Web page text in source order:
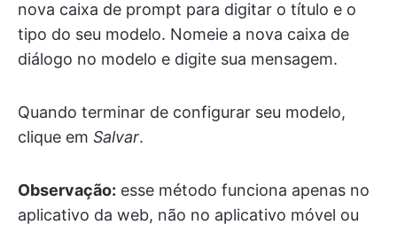
nova caixa de prompt para digitar o título e o
tipo do seu modelo. Nomeie a nova caixa de
diálogo no modelo e digite sua mensagem.
Quando terminar de configurar seu modelo,
clique em Salvar.
Observação: esse método funciona apenas no
aplicativo da web, não no aplicativo móvel ou